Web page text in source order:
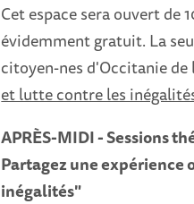
Cet espace sera ouvert de
évidemment gratuit. La
citoyen-nes d'Occitanie de
et lutte contre les
APRÈS-MIDI - Sessions
Partagez une
inégalités"